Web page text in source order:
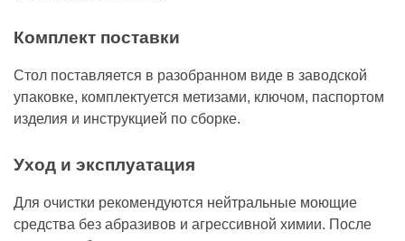
Комплект поставки
Стол поставляется в разобранном виде в заводской
упаковке, комплектуется метизами, ключом, паспортом
изделия и инструкцией по сборке.
Уход и эксплуатация
Для очистки рекомендуются нейтральные моющие
средства без абразивов и агрессивной химии. После